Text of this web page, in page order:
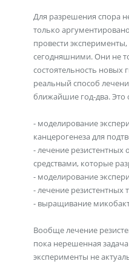
Для разрешения спора
только
провести
сегодняшними. Они не
состоятельность новых
реальный способ
ближайшие год-два.
- моделирование
канцерогенеза для
- лечение
средствами, которые
- моделирование
- лечение резистентных
- выращивание
Вообще лечение
пока нерешенная
эксперименты не